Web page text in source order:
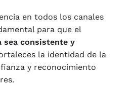
en todos los canales
para que el
sea consistente y
la identidad de la
y reconocimiento